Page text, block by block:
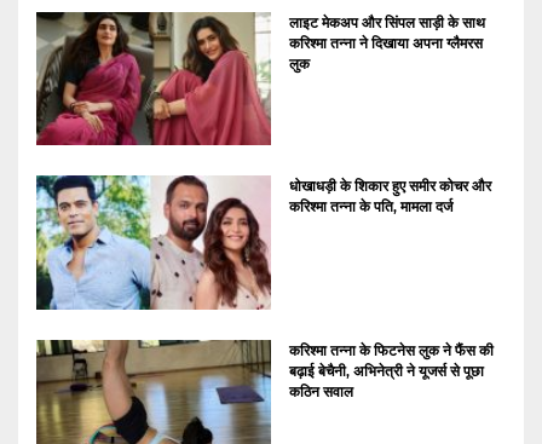
लाइट मेकअप और सिंपल साड़ी के साथ
करिश्मा तन्ना ने दिखाया अपना ग्लैमरस
लुक
धोखाधड़ी के शिकार हुए समीर कोचर और
करिश्मा तन्ना के पति, मामला दर्ज
करिश्मा तन्ना के फिटनेस लुक ने फैंस की
बढ़ाई बेचैनी, अभिनेत्री ने यूजर्स से पूछा
कठिन सवाल